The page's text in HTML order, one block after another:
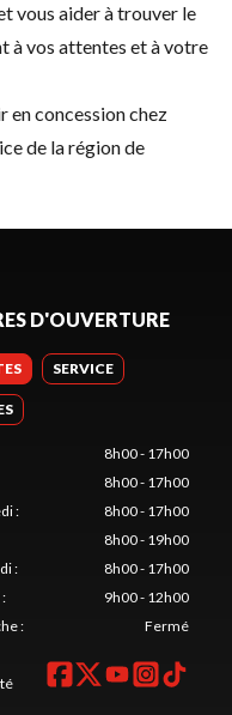
vous aider à trouver le
à vos attentes et à votre
en concession chez
de la région de
D'OUVERTURE
SERVICE
8h00 - 17h00
8h00 - 17h00
:
8h00 - 17h00
8h00 - 19h00
:
8h00 - 17h00
:
9h00 - 12h00
: Fermé